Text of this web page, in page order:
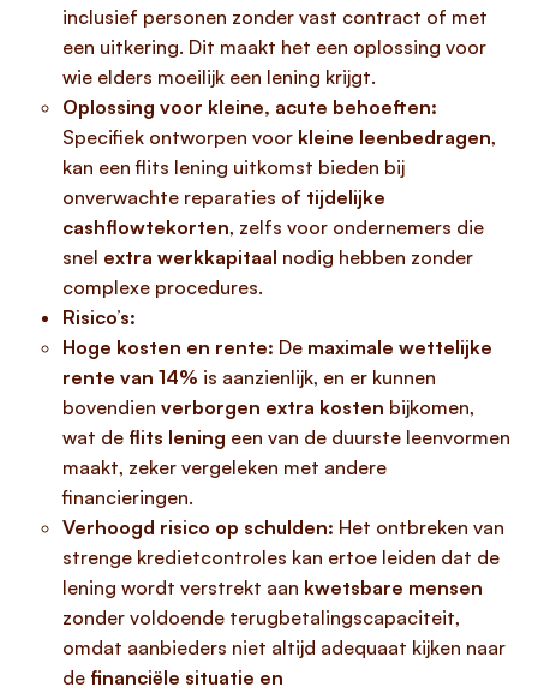
inclusief personen zonder vast contract of met
een uitkering. Dit maakt het een oplossing voor
wie elders moeilijk een lening krijgt.
Oplossing voor kleine, acute behoeften:
Specifiek ontworpen voor kleine leenbedragen,
kan een flits lening uitkomst bieden bij
onverwachte reparaties of tijdelijke
cashflowtekorten, zelfs voor ondernemers die
snel extra werkkapitaal nodig hebben zonder
complexe procedures.
Risico’s:
Hoge kosten en rente: De maximale wettelijke
rente van 14% is aanzienlijk, en er kunnen
bovendien verborgen extra kosten bijkomen,
wat de flits lening een van de duurste leenvormen
maakt, zeker vergeleken met andere
financieringen.
Verhoogd risico op schulden: Het ontbreken van
strenge kredietcontroles kan ertoe leiden dat de
lening wordt verstrekt aan kwetsbare mensen
zonder voldoende terugbetalingscapaciteit,
omdat aanbieders niet altijd adequaat kijken naar
de financiële situatie en